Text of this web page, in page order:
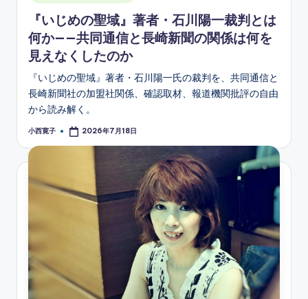
『いじめの聖域』著者・石川陽一裁判とは
何か——共同通信と長崎新聞の関係は何を
見えなくしたのか
『いじめの聖域』著者・石川陽一氏の裁判を、共同通信と
長崎新聞社の加盟社関係、確認取材、報道機関批評の自由
から読み解く。
Posted
小西寛子 2026年7月18日